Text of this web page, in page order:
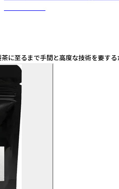
至るまで手間と高度な技術を要す